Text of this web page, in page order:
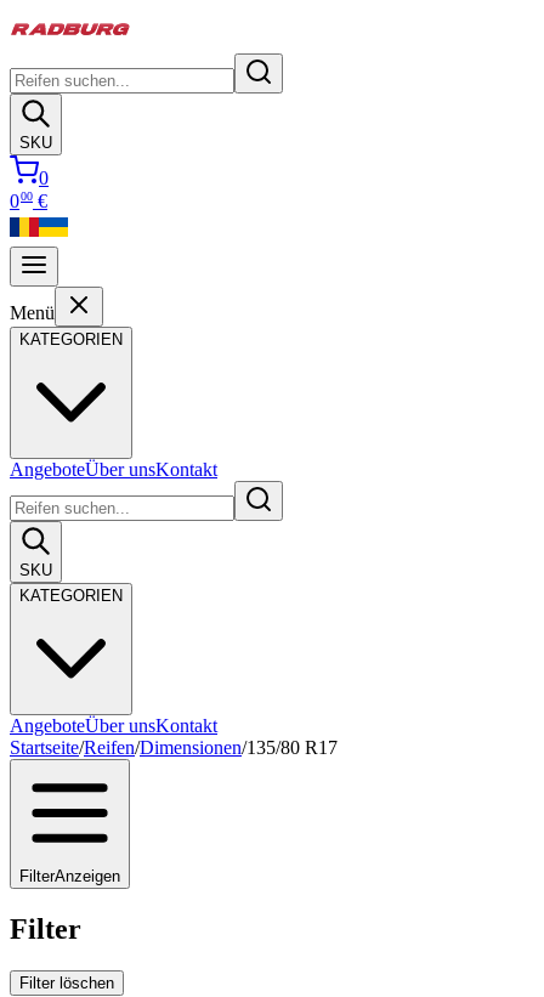
SKU
0
000 €
Menü
KATEGORIEN
AngeboteÜber unsKontakt
SKU
KATEGORIEN
AngeboteÜber unsKontakt
Startseite/Reifen/Dimensionen/135/80 R17
FilterAnzeigen
Filter
Filter löschen